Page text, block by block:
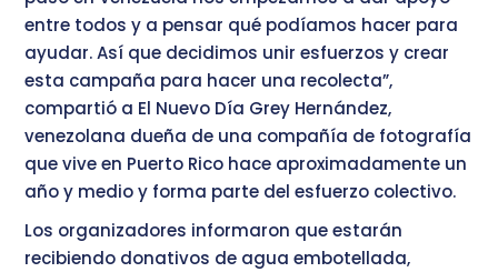
entre todos y a pensar qué podíamos hacer para
ayudar. Así que decidimos unir esfuerzos y crear
esta campaña para hacer una recolecta”,
compartió a El Nuevo Día Grey Hernández,
venezolana dueña de una compañía de fotografía
que vive en Puerto Rico hace aproximadamente un
año y medio y forma parte del esfuerzo colectivo.
Los organizadores informaron que estarán
recibiendo donativos de agua embotellada,